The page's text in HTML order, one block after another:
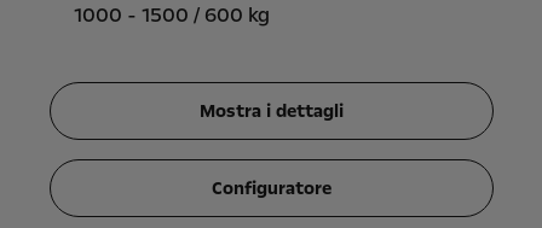
1000 - 1500 / 600 kg
Mostra i dettagli
Configuratore